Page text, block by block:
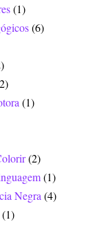
(1)
(6)
(1)
(2)
(1)
Negra (4)
(1)